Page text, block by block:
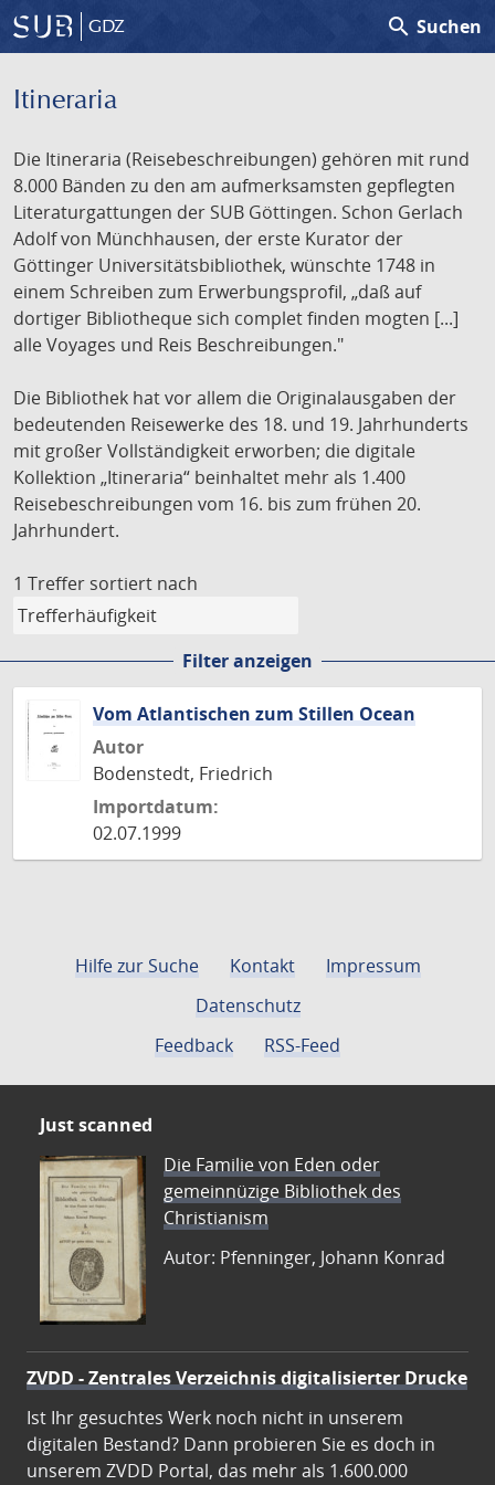
GDZ search Suchen
Itineraria
Die Itineraria (Reisebeschreibungen) gehören mit rund
8.000 Bänden zu den am aufmerksamsten gepflegten
Literaturgattungen der SUB Göttingen. Schon Gerlach
Adolf von Münchhausen, der erste Kurator der
Göttinger Universitätsbibliothek, wünschte 1748 in
einem Schreiben zum Erwerbungsprofil, „daß auf
dortiger Bibliotheque sich complet finden mogten [...]
alle Voyages und Reis Beschreibungen."
Die Bibliothek hat vor allem die Originalausgaben der
bedeutenden Reisewerke des 18. und 19. Jahrhunderts
mit großer Vollständigkeit erworben; die digitale
Kollektion „Itineraria“ beinhaltet mehr als 1.400
Reisebeschreibungen vom 16. bis zum frühen 20.
Jahrhundert.
1 Treffer sortiert nach
Filter anzeigen
Vom Atlantischen zum Stillen Ocean
Autor
Bodenstedt, Friedrich
Importdatum:
02.07.1999
Hilfe zur Suche Kontakt
Impressum
Datenschutz
Feedback
RSS-Feed
Just scanned
Die Familie von Eden oder
gemeinnüzige Bibliothek des
Christianism
Autor: Pfenninger, Johann Konrad
ZVDD - Zentrales Verzeichnis digitalisierter Drucke
Ist Ihr gesuchtes Werk noch nicht in unserem
digitalen Bestand? Dann probieren Sie es doch in
unserem ZVDD Portal, das mehr als 1.600.000